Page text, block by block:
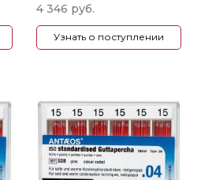
4 346 руб.
Узнать о поступлении